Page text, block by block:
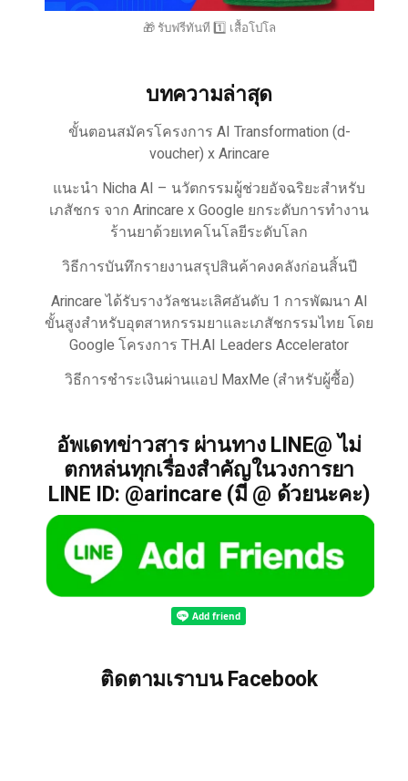
🎁 รับฟรีทันที 1️⃣ เสื้อโปโล
บทความล่าสุด
ขั้นตอนสมัครโครงการ AI Transformation (d-
voucher) x Arincare
แนะนำ Nicha AI – นวัตกรรมผู้ช่วยอัจฉริยะสำหรับ
เภสัชกร จาก Arincare x Google ยกระดับการทำงาน
ร้านยาด้วยเทคโนโลยีระดับโลก
วิธีการบันทึกรายงานสรุปสินค้าคงคลังก่อนสิ้นปี
Arincare ได้รับรางวัลชนะเลิศอันดับ 1 การพัฒนา AI
ขั้นสูงสำหรับอุตสาหกรรมยาและเภสัชกรรมไทย โดย
Google โครงการ TH.AI Leaders Accelerator
วิธีการชำระเงินผ่านแอป MaxMe (สำหรับผู้ซื้อ)
อัพเดทข่าวสาร ผ่านทาง LINE@ ไม่
ตกหล่นทุกเรื่องสำคัญในวงการยา
LINE ID: @arincare (มี @ ด้วยนะคะ)
ติดตามเราบน Facebook